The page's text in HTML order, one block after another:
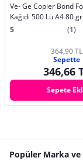
Ve- Ge Copier Bond
Kağıdı 500 Lü A4 80 gr
5
(1)
364,90 TL
Sepette
346,66
Sepete
Popüler Marka ve